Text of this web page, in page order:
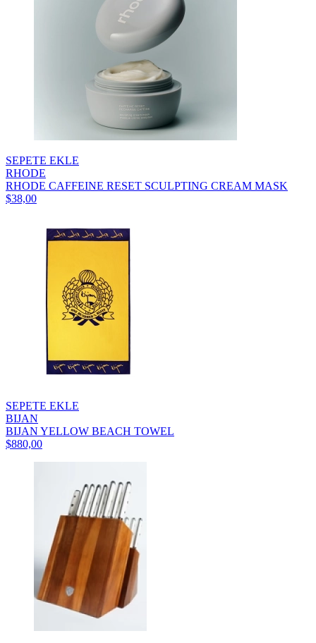
SEPETE EKLE
RHODE
RHODE CAFFEINE RESET SCULPTING CREAM MASK
$38,00
SEPETE EKLE
BIJAN
BIJAN YELLOW BEACH TOWEL
$880,00